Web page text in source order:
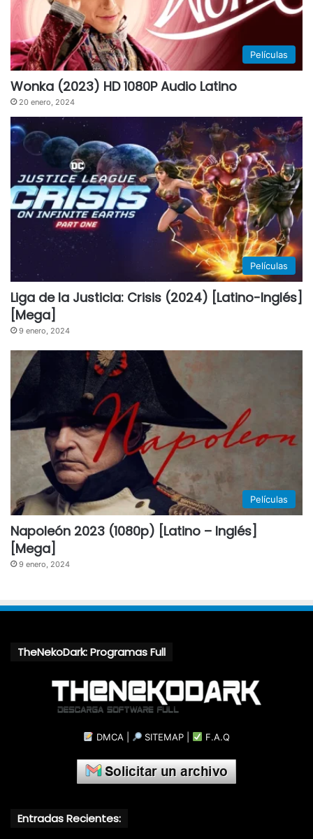
Películas
Wonka (2023) HD 1080P Audio Latino
20 enero, 2024
Películas
Liga de la Justicia: Crisis (2024) [Latino-Inglés]
[Mega]
9 enero, 2024
Películas
Napoleón 2023 (1080p) [Latino – Inglés]
[Mega]
9 enero, 2024
TheNekoDark: Programas Full
DMCA SITEMAP F.A.Q
Entradas Recientes: